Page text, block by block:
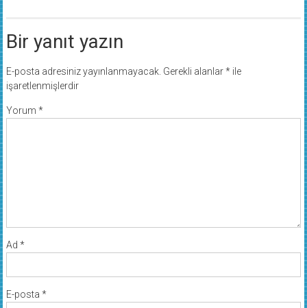
Bir yanıt yazın
E-posta adresiniz yayınlanmayacak. Gerekli alanlar*ile
işaretlenmişlerdir
Yorum *
Ad *
E-posta *